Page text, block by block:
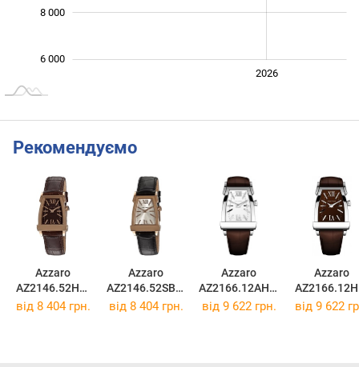
6 000
8 000
2026
Рекомендуємо
Azzaro
AZ2146.52HH.
000
Azzaro
AZ2146.52SB.0
00
Azzaro
AZ2166.12AH.0
00
Azzaro
000
від 8 404 грн. від 8 404 грн. від 9 622 грн. від 9 622